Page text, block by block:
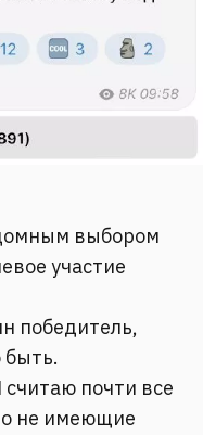
выбором
участие
победитель,
быть.
считаю почти все
не имеющие